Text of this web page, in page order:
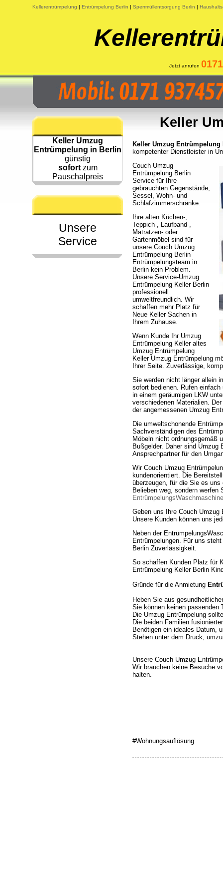
Kellerentrümpelung | Entrümpelung Berlin | Sperrmüllentsorgung Berlin |
Jetzt anrufen
Keller Umzug
Entrümpelung in Berlin
günstig
sofortzum
Pauschalpreis
Unsere
Service
Keller
Keller Umzug
kompetenter Dienstleister in
Couch Umzug
Entrümpelung Berlin
Service für Ihre
gebrauchten Gegenstände,
Sessel, Wohn- und
Schlafzimmerschränke.
Ihre alten Küchen-,
Teppich-, Laufband-,
Matratzen- oder
Gartenmöbel sind für
unsere Couch Umzug
Entrümpelung Berlin
Entrümpelungsteam in
Berlin kein Problem.
Unsere Service-Umzug
Entrümpelung Keller Berlin
professionell
umweltfreundlich. Wir
schaffen mehr Platz für
Neue Keller Sachen in
Ihrem Zuhause.
Wenn Kunde Ihr Umzug
Entrümpelung Keller altes
Umzug Entrümpelung
Keller Umzug Entrümpelung
Ihrer Seite. Zuverlässige,
Sie werden nicht länger allein
sofort bedienen. Rufen
in einem geräumigen LKW
verschiedenen Materialien.
der angemessenen Umzug
Die umweltschonende
Sachverständigen des
Möbeln nicht ordnungsgemäß
Bußgelder. Daher sind Umzug
Ansprechpartner für den
Wir Couch Umzug
kundenorientiert. Die
überzeugen, für die Sie es
Belieben weg, sondern
Geben uns Ihre Couch
Unsere Kunden können uns
Neben der
Entrümpelungen. Für uns
Berlin Zuverlässigkeit.
So schaffen Kunden Platz für
Entrümpelung Keller Berlin
Gründe für die Anmietung
Heben Sie aus
Sie können keinen passenden
Die Umzug Entrümpelung
Die beiden Familien
Benötigen ein ideales Datum,
Stehen unter dem Druck,
Unsere Couch Umzug
Wir brauchen keine Besuche
halten.
#Wohnungsauflösung